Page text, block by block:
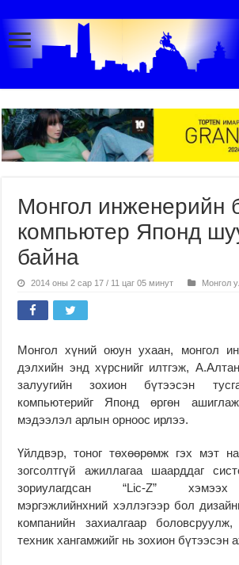
Монгол инженерийн
компьютер Японд
байна
2014 оны 2 сар 17 / 11 цаг 05 минут Монгол
Монгол хүний оюун ухаан, монгол
дэлхийн энд хүрснийг илтгэж,
залуугийн зохион бүтээсэн
компьютерийг Японд өргөн
мэдээлэл арлын орноос ирлээ.
Үйлдвэр, тоног төхөөрөмж гэх мэт
зогсолтгүй ажиллагаа шаарддаг
зориулагдсан “Lic-Z” хэмээх
мэргэжлийнхний хэллэгээр бол
компанийн захиалгаар
техник хангамжийг нь зохион бүтээсэн